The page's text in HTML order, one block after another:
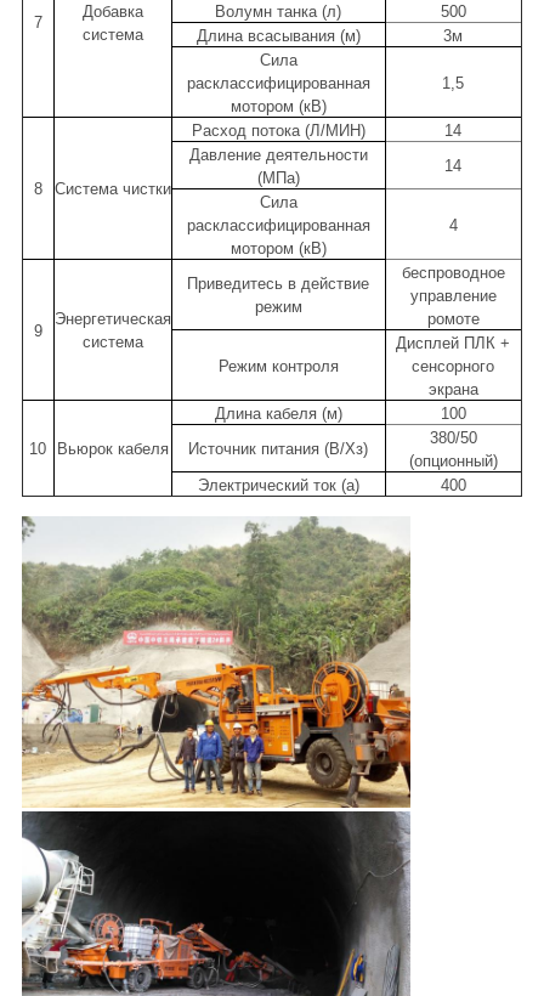
7
Добавка
система
Волумн танка (л)
500
Длина всасывания (м)
3м
Сила
расклассифицированная
мотором (кВ)
1,5
8 Система чистки
Расход потока (Л/МИН)
14
Давление деятельности
(МПа)
14
Сила
расклассифицированная
мотором (кВ)
4
9
Энергетическая
система
Приведитесь в действие
режим
беспроводное
управление
ромоте
Режим контроля
Дисплей ПЛК +
сенсорного
экрана
10 Вьюрок кабеля
Длина кабеля (м)
100
Источник питания (В/Хз)
380/50
(опционный)
Электрический ток (а)
400